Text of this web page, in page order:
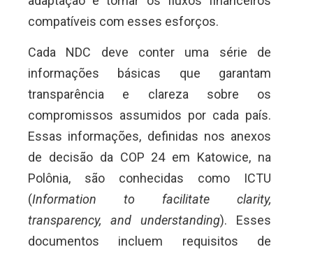
compatíveis com esses esforços.
Cada NDC deve conter uma série de
informações básicas que garantam
transparência e clareza sobre os
compromissos assumidos por cada país.
Essas informações, definidas nos anexos
de decisão da COP 24 em Katowice, na
Polônia, são conhecidas como ICTU
(Information to facilitate clarity,
transparency, and understanding). Esses
documentos incluem requisitos de